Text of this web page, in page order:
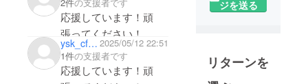
応援しています！頑
張ってください！
ysk_cf727 2025/05/12 22:51
1件の支援者です
応援しています！頑
な発想とア
性を追究す
るメーカー
ジを送る
リターンを